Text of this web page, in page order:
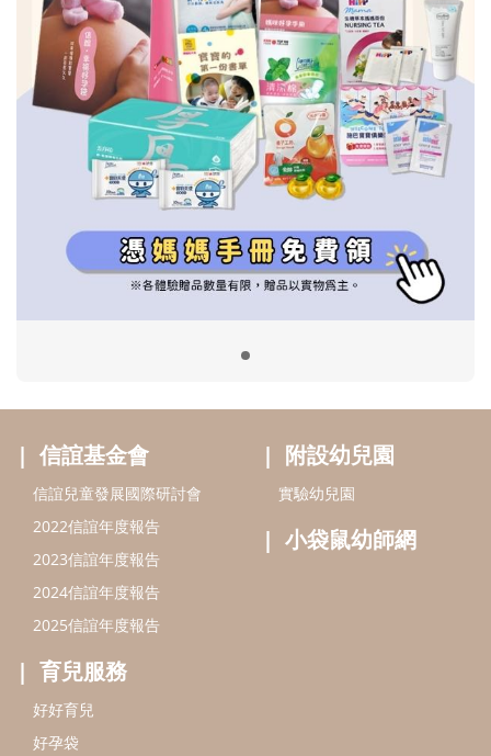
信誼基金會
2022信誼年度報告
2023信誼年度報告
2024信誼年度報告
好孕袋
分齡育兒電子報
線上教養諮詢
附設幼兒園
小袋鼠幼師網
出版服務
信誼基金出版社
閱讀推廣
Bookstart閱讀起步走
信誼幼兒文學獎